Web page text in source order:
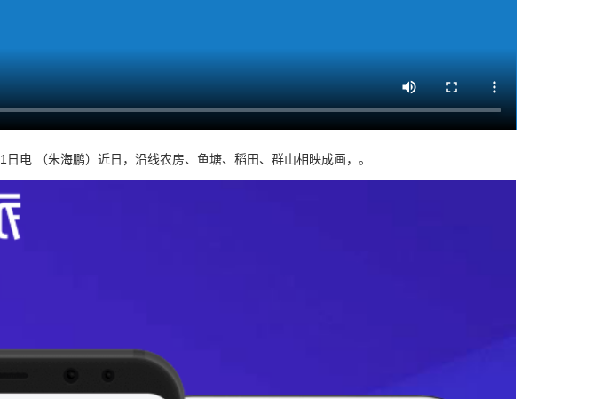
电 （朱海鹏）近日，沿线农房、鱼塘、稻田、群山相映成画，。